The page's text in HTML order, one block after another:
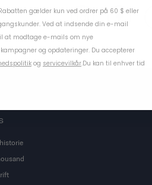
gælder kun ved ordrer på 60 $ eller
Ved at indsende din e-mail
at modtage e-mails om nye
og opdateringer. Du accepterer
og servicevilkår.Du kan til enhver tid